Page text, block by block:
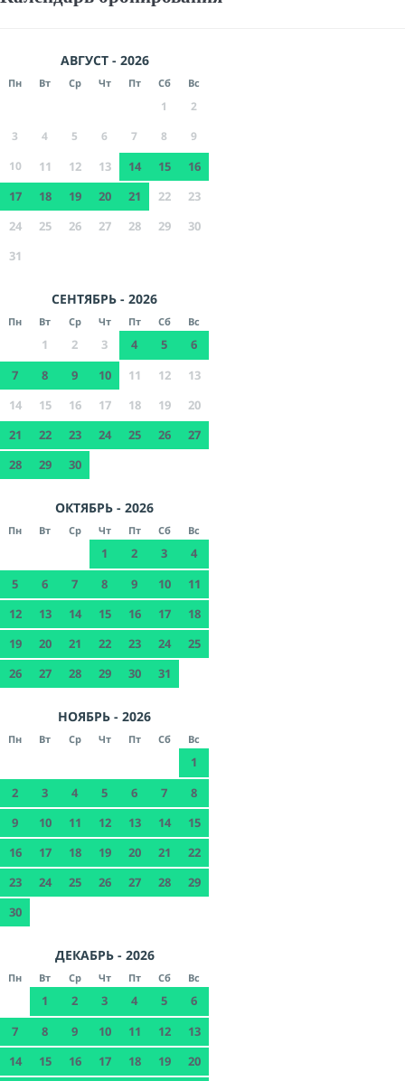
АВГУСТ - 2026
Пн Вт Ср Чт Пт Сб Вс
1
2
3
4 5 6 7 8
9
10
11 12 13 14 15
16
17
18 19 20 21 22
23
24
25 26 27 28 29
30
31
СЕНТЯБРЬ - 2026
Пн Вт Ср Чт Пт Сб Вс
1 2 3 4 5
6
7
8 9 10 11 12
13
14
15 16 17 18 19
20
21
22 23 24 25 26
27
28
29 30
ОКТЯБРЬ - 2026
Пн Вт Ср Чт Пт Сб Вс
1 2 3
4
5
6 7 8 9 10
11
12
13 14 15 16 17
18
19
20 21 22 23 24
25
26
27 28 29 30 31
НОЯБРЬ - 2026
Пн Вт Ср Чт Пт Сб Вс
1
2
3 4 5 6 7
8
9
10 11 12 13 14
15
16
17 18 19 20 21
22
23
24 25 26 27 28
29
30
ДЕКАБРЬ - 2026
Пн Вт Ср Чт Пт Сб Вс
1 2 3 4 5
6
7
8 9 10 11 12
13
14
15 16 17 18 19
20